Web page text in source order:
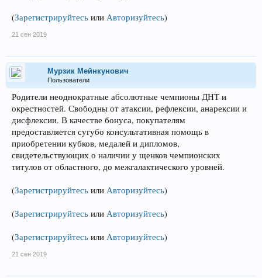
(Зарегистрируйтесь или Авторизуйтесь)
21 сен 2019
Мурзик Мейнкунович
Пользователи
Родители неоднократные абсолютные чемпионы ДНТ и
окрестностей. Свободны от атаксии, рефлексии, анарексии и
дисфлексии. В качестве бонуса, покупателям
предоставляется сугубо консультативная помощь в
приобретении кубков, медалей и дипломов,
свидетельствующих о наличии у щенков чемпионских
титулов от областного, до межгалактического уровней.
(Зарегистрируйтесь или Авторизуйтесь)
(Зарегистрируйтесь или Авторизуйтесь)
(Зарегистрируйтесь или Авторизуйтесь)
21 сен 2019